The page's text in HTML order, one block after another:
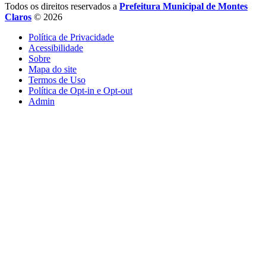
Todos os direitos reservados a Prefeitura Municipal de Montes
Claros © 2026
Política de Privacidade
Acessibilidade
Sobre
Mapa do site
Termos de Uso
Política de Opt-in e Opt-out
Admin